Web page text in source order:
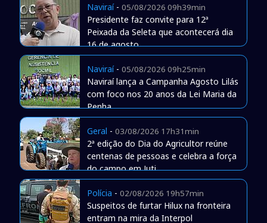
Naviraí- 05/08/2026 09h39min
Presidente faz convite para 12ª
Peixada da Seleta que acontecerá dia
16 de agosto
Naviraí- 05/08/2026 09h25min
Naviraí lança a Campanha Agosto Lilás
com foco nos 20 anos da Lei Maria da
Penha
Geral - 03/08/2026 17h31min
2ª edição do Dia do Agricultor reúne
centenas de pessoas e celebra a força
do campo em Juti
Polícia - 02/08/2026 19h57min
Suspeitos de furtar Hilux na fronteira
entram na mira da Interpol